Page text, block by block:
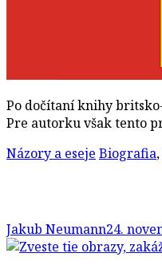
Po dočítaní knihy
Pre autorku však tento
Názory a eseje Biografia,
Jakub Neumann24.